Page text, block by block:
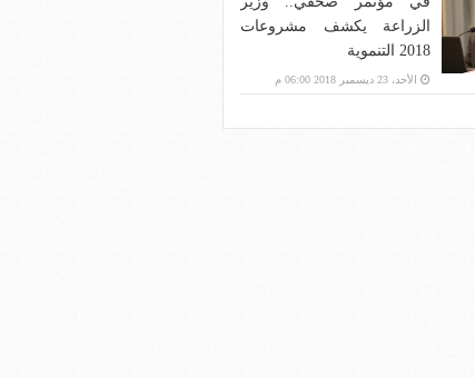
الزراعة يكشف مشروعات
2018 التنموية
الأحد، 23 ديسمبر 2018 06:00 م